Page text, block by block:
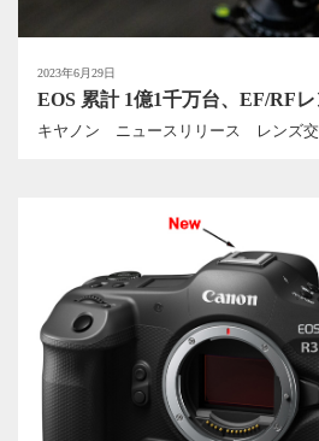
2023年6月29日
EOS 累計 1億1千万台、EF/RF
キヤノン ニュースリリース レンズ交